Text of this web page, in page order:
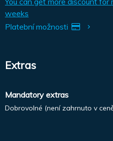
weeks
Platební možnosti
Extras
Mandatory extras
Dobrovolné (není zahrnuto v